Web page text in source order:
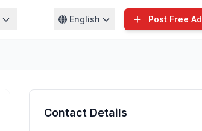
English Post Free Ad
Contact Details